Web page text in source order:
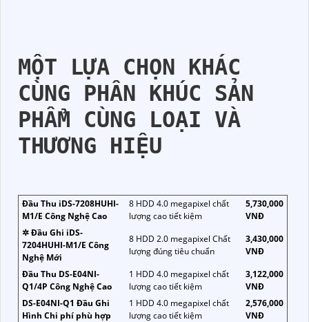
MỘT LỰA CHỌN KHÁC
CÙNG PHÂN KHÚC SẢN
PHẨM CÙNG LOẠI VÀ
THƯƠNG HIỆU
Đầu Thu iDS-7208HUHI-
M1/E Công Nghệ Cao
8 HDD 4.0 megapixel chất
lượng cao tiết kiệm
5,730,000
VNĐ
✲ Đầu Ghi iDS-
7204HUHI-M1/E Công
Nghệ Mới
8 HDD 2.0 megapixel Chất
lượng đúng tiêu chuẩn
3,430,000
VNĐ
Đầu Thu DS-E04NI-
Q1/4P Công Nghệ Cao
1 HDD 4.0 megapixel chất
lượng cao tiết kiệm
3,122,000
VNĐ
DS-E04NI-Q1 Đầu Ghi
Hình Chi phí phù hợp
1 HDD 4.0 megapixel chất
lượng cao tiết kiệm
2,576,000
VNĐ